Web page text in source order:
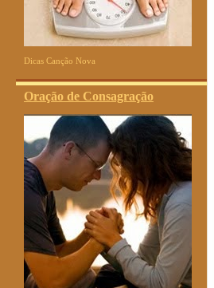
Dicas Canção Nova
Oração de Consagração